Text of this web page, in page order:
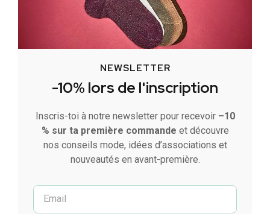
NEWSLETTER
-10% lors de l'inscription
Inscris-toi à notre newsletter pour recevoir –10
% sur ta première commande et découvre
nos conseils mode, idées d’associations et
nouveautés en avant-première.